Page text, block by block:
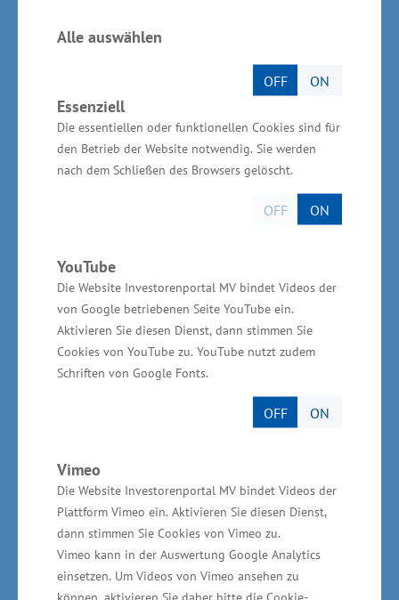
Alle auswählen
OFF ON
Essenziell
Die essentiellen oder funktionellen Cookies sind für
den Betrieb der Website notwendig. Sie werden
nach dem Schließen des Browsers gelöscht.
OFF ON
YouTube
Die Website Investorenportal MV bindet Videos der
von Google betriebenen Seite YouTube ein.
Aktivieren Sie diesen Dienst, dann stimmen Sie
Cookies von YouTube zu. YouTube nutzt zudem
Schriften von Google Fonts.
OFF ON
Vimeo
Die Website Investorenportal MV bindet Videos der
Plattform Vimeo ein. Aktivieren Sie diesen Dienst,
dann stimmen Sie Cookies von Vimeo zu.
Vimeo kann in der Auswertung Google Analytics
einsetzen. Um Videos von Vimeo ansehen zu
durchaus steigerungsfähig. Entscheidend ist,
dass die Kreuzfahrtgäste auch bei uns im Land
bleiben. Wir haben eine breite Mischung aus
saisonunabhängigen Angeboten. Kulturelle
Vielfalt, attraktive Freizeiteinrichtungen und die
natürlichen Natur-schönheiten sind ein
hervorragender Mix um auch bei den
amerikanischen Urlaubern zu punkten “, sagte
Wirtschafts-minister Harry Glawe.
Weiterführende Informationen zu
historischen Beziehungen
Der Wirtschaftstag USA findet anlässlich des
200. Jahrestages der Aufnahme diplomatischer
Mecklenburg-Schwerin und den Vereinigten
Staaten von Amerika statt. Dieser historische
Akt liegt den heutigen Beziehungen zwischen
M-V und den USA, insbesondere der
Partnerschaft zwischen M-V und Mecklenburg